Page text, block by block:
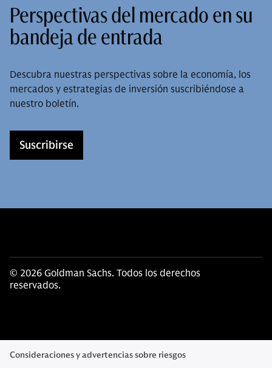
Perspectivas del mercado en su
bandeja de entrada
Descubra nuestras perspectivas sobre la economía, los
mercados y estrategias de inversión suscribiéndose a
nuestro boletín.
Suscribirse
© 2026 Goldman Sachs. Todos los derechos
reservados.
Consideraciones y advertencias sobre riesgos